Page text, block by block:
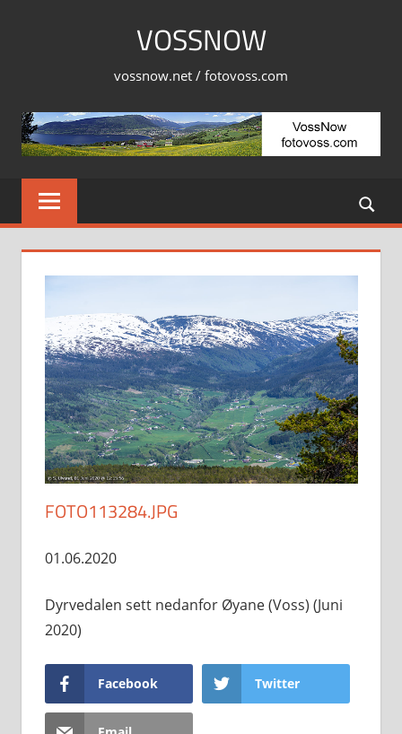
VOSSNOW
vossnow.net / fotovoss.com
FOTO113284.JPG
01.06.2020
Dyrvedalen sett nedanfor Øyane (Voss) (Juni
2020)
Facebook Twitter